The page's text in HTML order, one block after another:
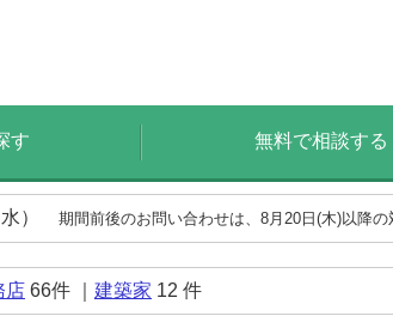
す 無料で相談する
水） 期間前後のお問い合わせは、8月20日(木)以降の
店 66件 ｜ 建築家 12 件